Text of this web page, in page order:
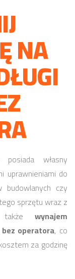
NA
własny
uprawnieniami do
budowlanych czy
sprzętu wraz z
także wynajem
operatora, co
za godzinę